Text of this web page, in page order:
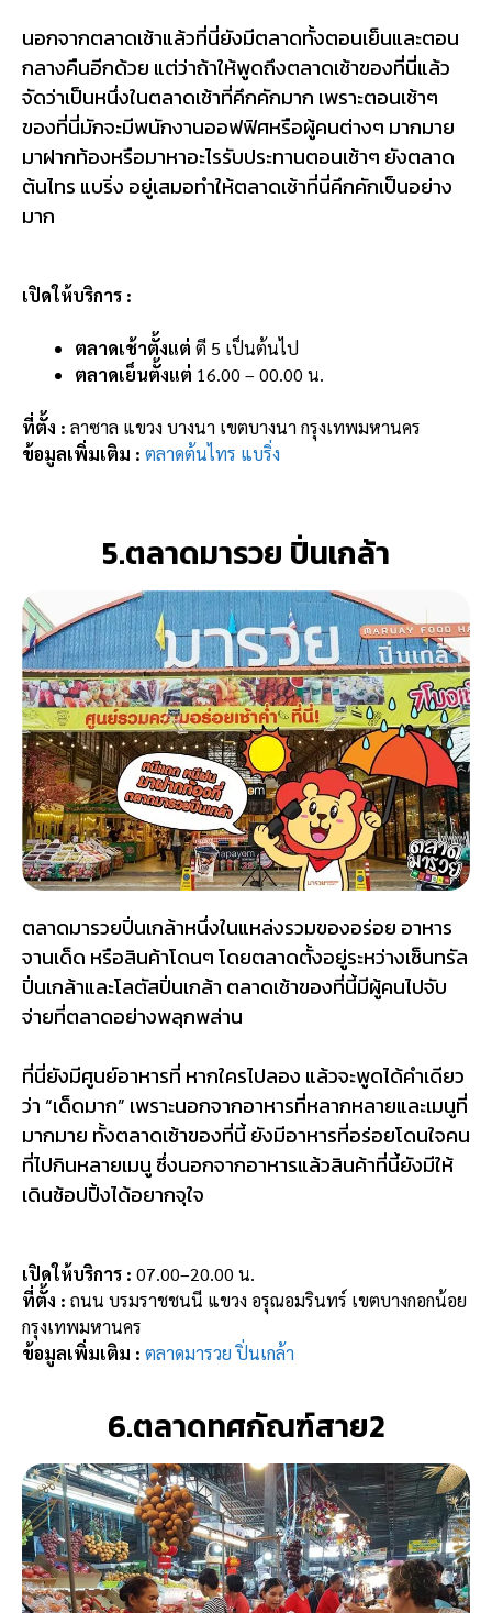
นอกจากตลาดเช้าแล้วที่นี่ยังมีตลาดทั้งตอนเย็นและตอน
กลางคืนอีกด้วย แต่ว่าถ้าให้พูดถึงตลาดเช้าของที่นี่แล้ว
จัดว่าเป็นหนึ่งในตลาดเช้าที่คึกคักมาก เพราะตอนเช้าๆ
ของที่นี่มักจะมีพนักงานออฟฟิศหรือผู้คนต่างๆ มากมาย
มาฝากท้องหรือมาหาอะไรรับประทานตอนเช้าๆ ยังตลาด
ต้นไทร แบริ่ง อยู่เสมอทำให้ตลาดเช้าที่นี่คึกคักเป็นอย่าง
มาก
เปิดให้บริการ :
ตลาดเช้าตั้งแต่ ตี 5 เป็นต้นไป
ตลาดเย็นตั้งแต่ 16.00 – 00.00 น.
ที่ตั้ง : ลาซาล แขวง บางนา เขตบางนา กรุงเทพมหานคร
ข้อมูลเพิ่มเติม : ตลาดต้นไทร แบริ่ง
5.ตลาดมารวย ปิ่นเกล้า
ตลาดมารวยปิ่นเกล้าหนึ่งในแหล่งรวมของอร่อย อาหาร
จานเด็ด หรือสินค้าโดนๆ โดยตลาดตั้งอยู่ระหว่างเซ็นทรัล
ปิ่นเกล้าและโลตัสปิ่นเกล้า ตลาดเช้าของที่นี้มีผู้คนไปจับ
จ่ายที่ตลาดอย่างพลุกพล่าน
ที่นี่ยังมีศูนย์อาหารที่ หากใครไปลอง แล้วจะพูดได้คำเดียว
ว่า “เด็ดมาก” เพราะนอกจากอาหารที่หลากหลายและเมนูที่
มากมาย ทั้งตลาดเช้าของที่นี้ ยังมีอาหารที่อร่อยโดนใจคน
ที่ไปกินหลายเมนู ซึ่งนอกจากอาหารแล้วสินค้าที่นี้ยังมีให้
เดินช้อปปิ้งได้อยากจุใจ
เปิดให้บริการ : 07.00–20.00 น.
ที่ตั้ง : ถนน บรมราชชนนี แขวง อรุณอมรินทร์ เขตบางกอกน้อย
กรุงเทพมหานคร
ข้อมูลเพิ่มเติม : ตลาดมารวย ปิ่นเกล้า
6.ตลาดทศกัณฑ์สาย2